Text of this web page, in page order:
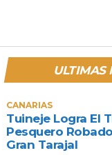
ULTIMAS
CANARIAS
Tuineje Logra El
Pesquero
Gran Tarajal